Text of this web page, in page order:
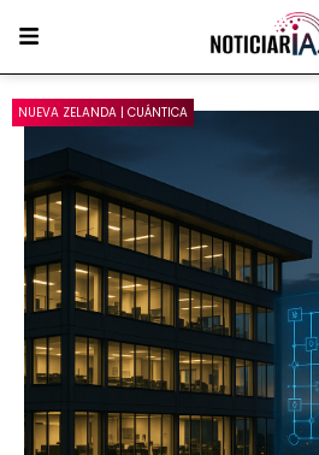
NUEVA ZELANDA | CUÁNTICA